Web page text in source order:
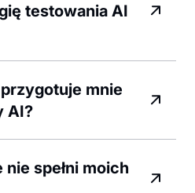
testowania AI
mnie
AI?
spełni moich